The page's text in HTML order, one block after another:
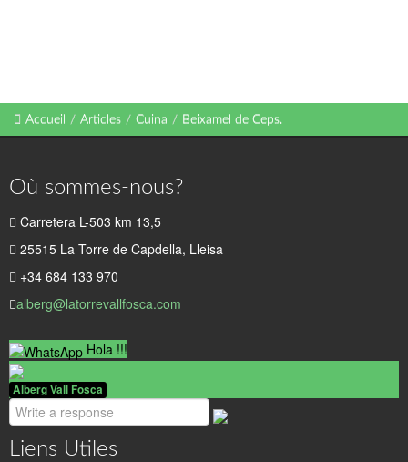
Accueil / Articles / Cuina / Beixamel de Ceps.
Où sommes-nous?
Carretera L-503 km 13,5
25515 La Torre de Capdella, Lleisa
+34 684 133 970
alberg@latorrevallfosca.com
Hola !!!
Alberg Vall Fosca
Liens Utiles